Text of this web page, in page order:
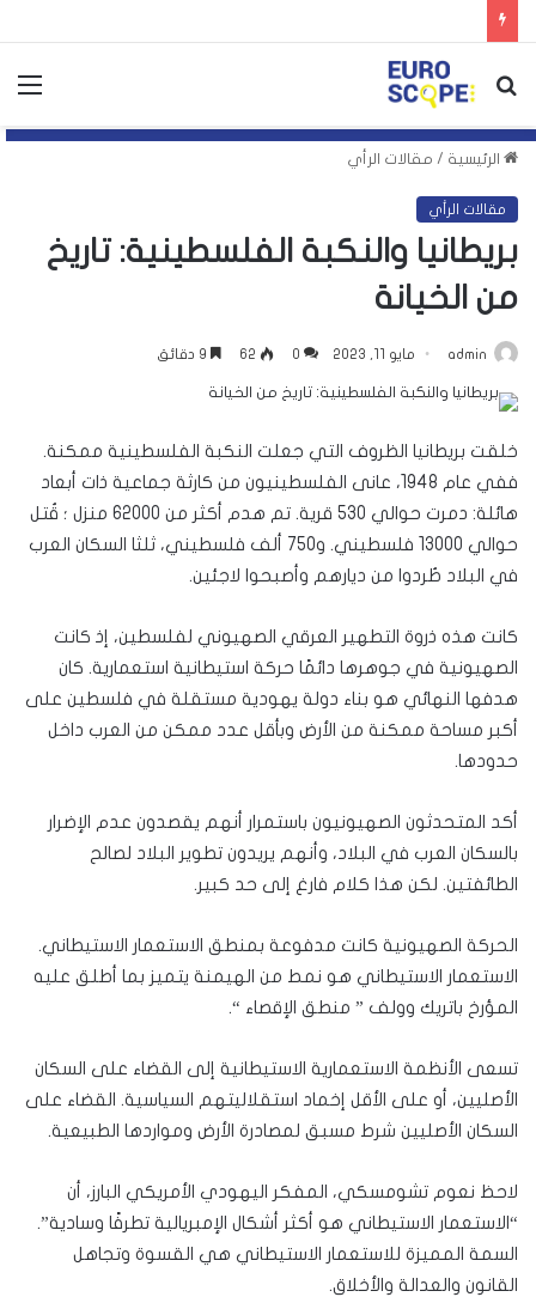
بحث
الرئيسية / مقالات الرأي
مقالات الرأي
بريطانيا والنكبة الفلسطينية: تاريخ
من الخيانة
admin مايو 11, 2023 0
62
خلقت بريطانيا الظروف التي جعلت النكبة الفلسطينية ممكنة.
ففي عام 1948، عانى الفلسطينيون من كارثة جماعية ذات أبعاد
هائلة: دمرت حوالي 530 قرية. تم هدم أكثر من 62000 منزل ؛ قُتل
حوالي 13000 فلسطيني. و750 ألف فلسطيني، ثلثا السكان العرب
في البلاد طُردوا من ديارهم وأصبحوا لاجئين.
كانت هذه ذروة التطهير العرقي الصهيوني لفلسطين، إذ كانت
الصهيونية في جوهرها دائمًا حركة استيطانية استعمارية. كان
هدفها النهائي هو بناء دولة يهودية مستقلة في فلسطين على
أكبر مساحة ممكنة من الأرض وبأقل عدد ممكن من العرب داخل
حدودها.
أكد المتحدثون الصهيونيون باستمرار أنهم يقصدون عدم الإضرار
بالسكان العرب في البلاد، وأنهم يريدون تطوير البلاد لصالح
الطائفتين. لكن هذا كلام فارغ إلى حد كبير.
الحركة الصهيونية كانت مدفوعة بمنطق الاستعمار الاستيطاني.
الاستعمار الاستيطاني هو نمط من الهيمنة يتميز بما أطلق عليه
المؤرخ باتريك وولف ” منطق الإقصاء “.
تسعى الأنظمة الاستعمارية الاستيطانية إلى القضاء على السكان
الأصليين، أو على الأقل إخماد استقلاليتهم السياسية. القضاء على
السكان الأصليين شرط مسبق لمصادرة الأرض ومواردها الطبيعية.
لاحظ نعوم تشومسكي، المفكر اليهودي الأمريكي البارز، أن
“الاستعمار الاستيطاني هو أكثر أشكال الإمبريالية تطرفًا وسادية”.
السمة المميزة للاستعمار الاستيطاني هي القسوة وتجاهل
القانون والعدالة والأخلاق.